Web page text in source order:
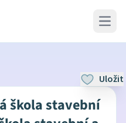
Open
Uložit
škola stavební